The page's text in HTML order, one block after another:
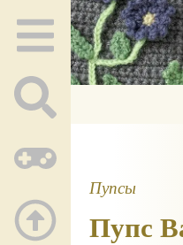
Пупсы
Пупс